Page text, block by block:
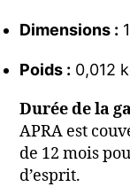
Dimensions :
Poids : 0,012
Durée de la
APRA est
de 12 mois
d’esprit.